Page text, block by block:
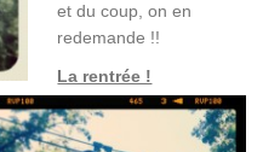
et du coup, on en
redemande !!
La rentrée !